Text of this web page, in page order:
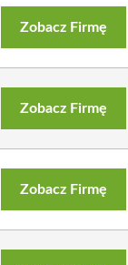
Zobacz Firmę
Zobacz Firmę
Zobacz Firmę